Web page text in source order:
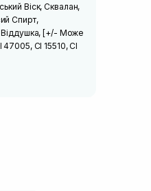
Віск, Сквалан,
Спирт,
Віддушка, [+/- Може
CI 15510, CI